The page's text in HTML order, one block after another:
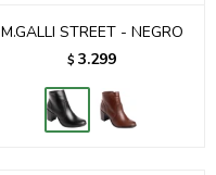
M.GALLI STREET - NEGRO
$ 3.299